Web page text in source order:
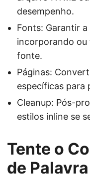
desempenho.
Fonts: Garantir
incorporando
fonte.
Páginas:
específicas para
Cleanup: Pós-
estilos inline se
Tente o
de